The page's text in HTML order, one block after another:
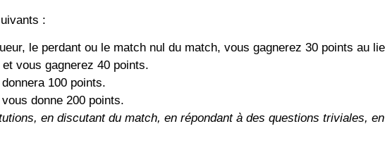
:
le perdant ou le match nul du match, vous gagnerez 30 points au
vous gagnerez 40 points.
100 points.
donne 200 points.
en discutant du match, en répondant à des questions triviales,